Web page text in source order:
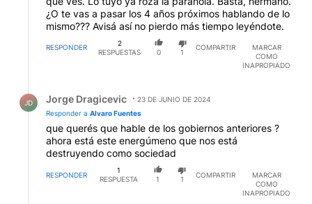
¿O te vas a pasar los 4 años próximos hablando de lo
mismo??? Avisá así no pierdo más tiempo leyéndote.
RESPONDER
2
RESPUESTAS
0 1
COMPARTIR
MARCAR
COMO
INAPROPIADO
JD Jorge Dragicevic
23 DE JUNIO DE 2024
Responder a Alvaro Fuentes
que querés que hable de los gobiernos anteriores ?
ahora está este energúmeno que nos está
destruyendo como sociedad
RESPONDER
1
RESPUESTA
1 1
COMPARTIR
MARCAR
COMO
INAPROPIADO